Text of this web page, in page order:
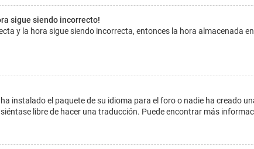
sigue siendo incorrecto!
y la hora sigue siendo incorrecta, entonces la hora almacenada
instalado el paquete de su idioma para el foro o nadie ha creado
libre de hacer una traducción. Puede encontrar más